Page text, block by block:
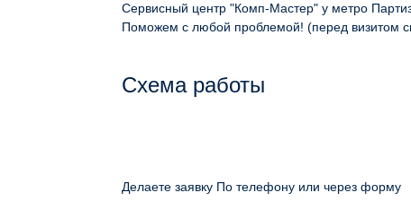
Сервисный центр "Комп-Мастер" у метро
Поможем с любой проблемой! (перед визитом
Схема работы
Делаете заявку По телефону или через форму